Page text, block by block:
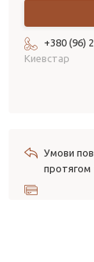
+380 (96)
Киевстар
протягом